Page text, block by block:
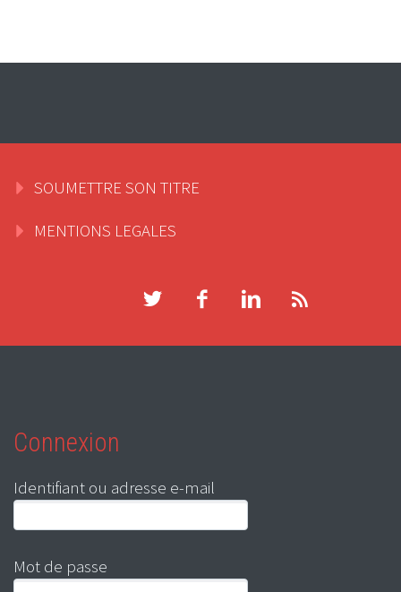
SOUMETTRE SON TITRE
MENTIONS LEGALES
Connexion
Identifiant ou adresse e-mail
Mot de passe